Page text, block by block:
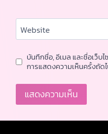
Website
บันทึกชื่อ, อีเมล และชื่อเว็บ
การแสดงความเห็นครั้งถัด
Alternative: